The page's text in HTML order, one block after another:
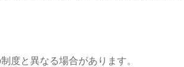
度と異なる場合があります。